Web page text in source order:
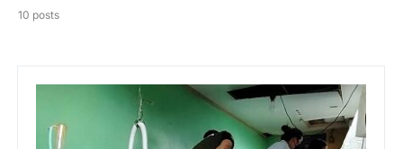
10 posts